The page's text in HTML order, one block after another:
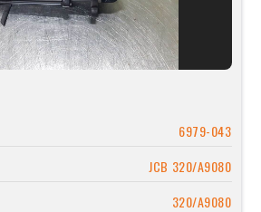
6979-043
JCB 320/A9080
320/A9080